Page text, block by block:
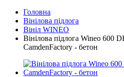
Головна
Вінілова підлога
Вініл WINEO
Вінілова підлога Wineo 600
CamdenFactory - бетон